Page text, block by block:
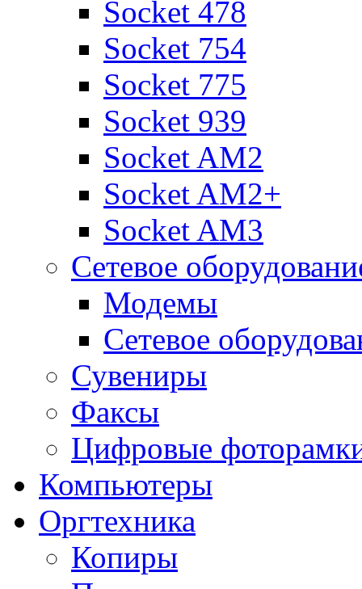
Socket 478
Socket 754
Socket 775
Socket 939
Socket AM2
Socket AM2+
Socket AM3
Сетевое
Модемы
Сетевое
Сувениры
Факсы
Цифровые
Компьютеры
Оргтехника
Копиры